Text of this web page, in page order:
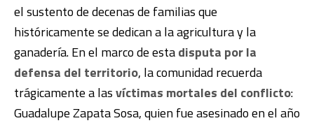
el sustento de decenas de familias que
históricamente se dedican a la agricultura y la
ganadería. En el marco de estadisputa por la
defensa del territorio, la comunidad recuerda
trágicamente a lasvíctimas mortales del conflicto:
Guadalupe Zapata Sosa, quien fue asesinado en el año